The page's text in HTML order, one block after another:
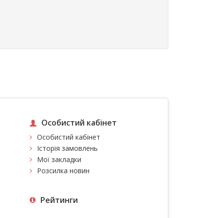
Особистий кабінет
Особистий кабінет
Історія замовлень
Мої закладки
Розсилка новин
Рейтинги